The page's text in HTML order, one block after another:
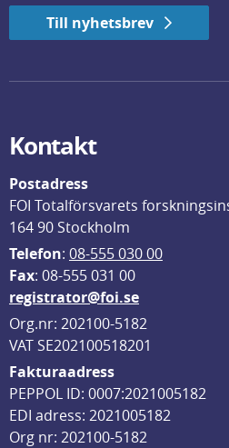
Till nyhetsbrev
Kontakt
Postadress
FOI Totalförsvarets
164 90 Stockholm
Telefon: 08-555 030 00
Fax: 08-555 031 00
registrator@foi.se
Org.nr: 202100-5182
VAT SE202100518201
Fakturaadress
PEPPOL ID: 0007:2021005182
EDI adress: 2021005182
Org nr: 202100-5182